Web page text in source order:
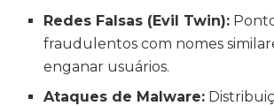
Redes Falsas (Evil Twin):
fraudulentos com nomes
enganar usuários.
Ataques de Malware: